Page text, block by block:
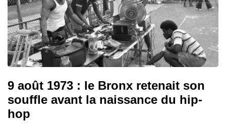
9 août 1973 : le Bronx retenait son
souffle avant la naissance du hip-
hop